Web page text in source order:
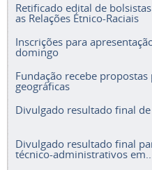
Retificado edital de
as Relações Étnico-Raciais
Inscrições para
domingo
Fundação recebe
geográficas
Divulgado resultado final
Divulgado resultado final
técnico-administrativos